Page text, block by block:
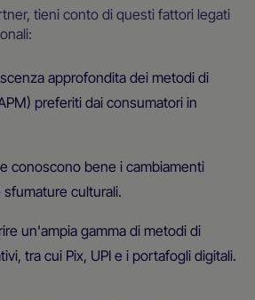
tieni conto di questi fattori legati
approfondita dei metodi di
preferiti dai consumatori in
conoscono bene i cambiamenti
sfumature culturali.
un'ampia gamma di metodi di
tra cui Pix, UPI e i portafogli digitali.